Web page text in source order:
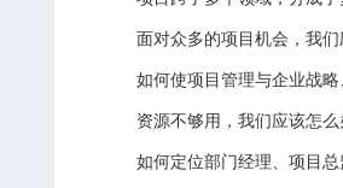
面对众多的项目机会，我们
如何使项目管理与企业战略
资源不够用，我们应该怎么
如何定位部门经理、项目总